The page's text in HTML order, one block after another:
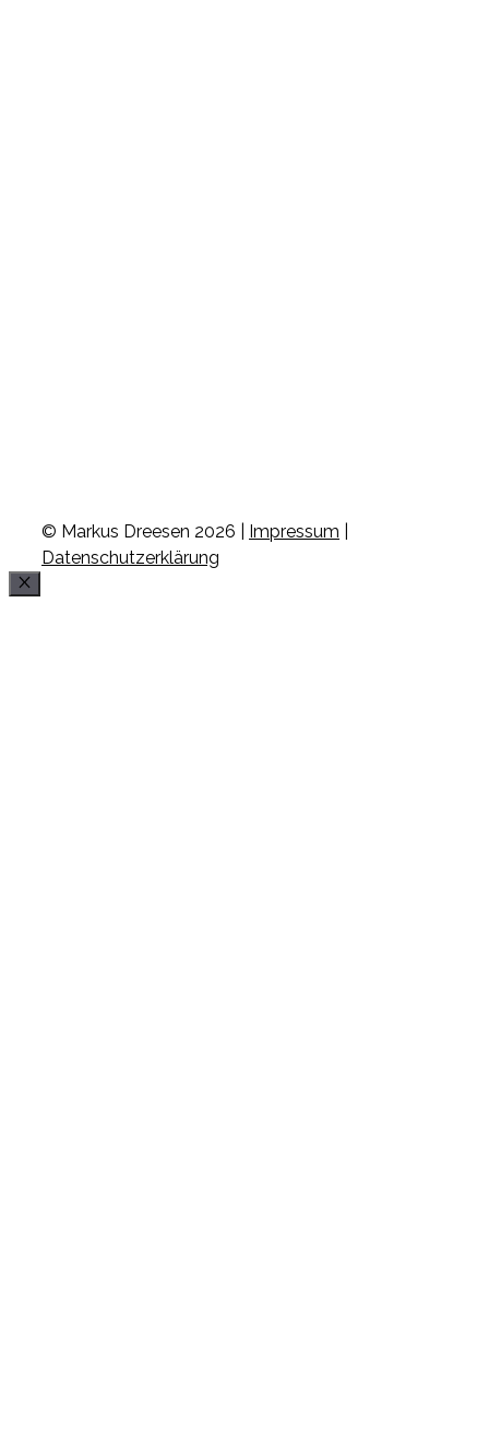
© Markus Dreesen 2026 | Impressum
Datenschutzerklärung
Schließen